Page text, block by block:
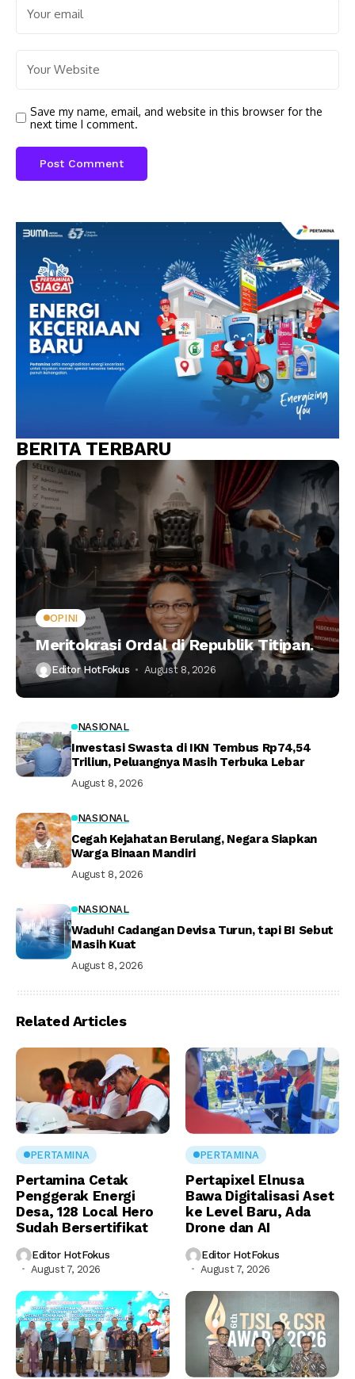
Save my name, email, and website in this browser for the
next time I comment.
BERITA TERBARU
OPINI
Meritokrasi Ordal di Republik Titipan.
Editor HotFokus August 8, 2026
NASIONAL
Investasi Swasta di IKN Tembus Rp74,54
Triliun, Peluangnya Masih Terbuka Lebar
August 8, 2026
NASIONAL
Cegah Kejahatan Berulang, Negara Siapkan
Warga Binaan Mandiri
August 8, 2026
NASIONAL
Waduh! Cadangan Devisa Turun, tapi BI Sebut
Masih Kuat
August 8, 2026
Related Articles
PERTAMINA
Pertamina Cetak
Penggerak Energi
Desa, 128 Local Hero
Sudah Bersertifikat
Editor HotFokus
August 7, 2026
PERTAMINA
Pertapixel Elnusa
Bawa Digitalisasi Aset
ke Level Baru, Ada
Drone dan AI
Editor HotFokus
August 7, 2026